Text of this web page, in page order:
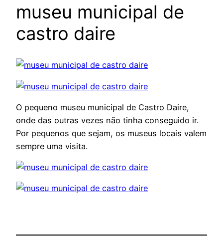
museu municipal de
castro daire
O pequeno museu municipal de Castro Daire,
onde das outras vezes não tinha conseguido ir.
Por pequenos que sejam, os museus locais valem
sempre uma visita.